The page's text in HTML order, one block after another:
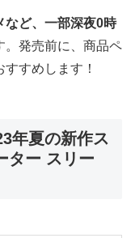
ど、一部深夜0時
。発売前に、商品ペ
すめします！
年夏の新作ス
ター スリー